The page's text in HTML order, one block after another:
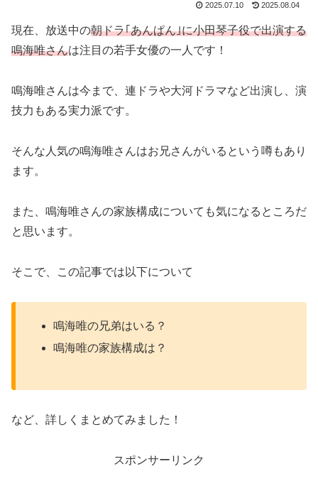
2025.07.10 2025.08.04
現在、放送中の朝ドラ｢あんぱん｣に小田琴子役で出演する
鳴海唯さんは注目の若手女優の一人です！
鳴海唯さんは今まで、連ドラや大河ドラマなど出演し、演
技力もある実力派です。
そんな人気の鳴海唯さんはお兄さんがいるという噂もあり
ます。
また、鳴海唯さんの家族構成についても気になるところだ
と思います。
そこで、この記事では以下について
鳴海唯の兄弟はいる？
鳴海唯の家族構成は？
など、詳しくまとめてみました！
スポンサーリンク